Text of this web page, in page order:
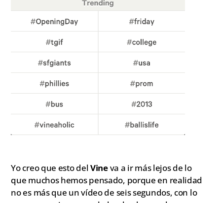
Yo creo que esto delVineva a ir más lejos de lo
que muchos hemos pensado, porque en realidad
no es más que un vídeo de seis segundos, con lo